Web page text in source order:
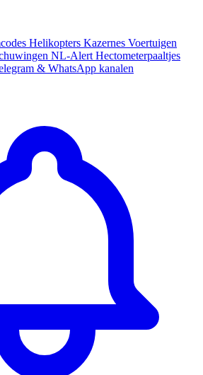
Helikopters Kazernes Voertuigen
NL-Alert Hectometerpaaltjes
& WhatsApp kanalen